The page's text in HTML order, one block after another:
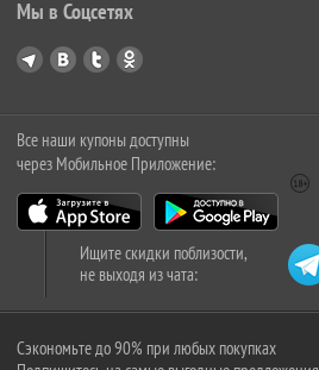
Мы в Соцсетях
Все наши купоны доступны
через Мобильное Приложение:
Ищите скидки поблизости,
не выходя из чата:
Сэкономьте до 90% при любых покупках